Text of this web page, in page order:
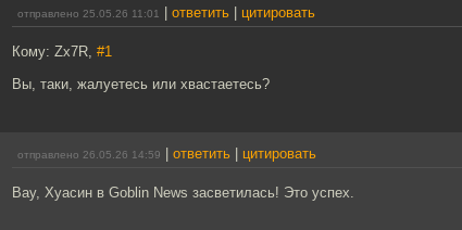
отправлено 25.05.26 11:01 ответить цитировать
Кому: Zx7R, #1
Вы, таки, жалуетесь или хвастаетесь?
отправлено 26.05.26 14:59 ответить цитировать
Вау, Хуасин в Goblin News засветилась! Это успех.